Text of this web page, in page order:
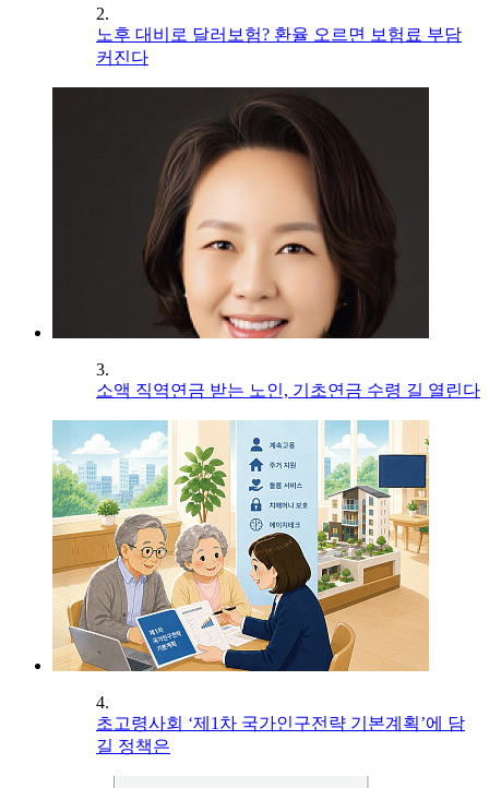
2.
노후 대비로 달러보험? 환율 오르면 보험료 부담
커진다
3.
소액 직역연금 받는 노인, 기초연금 수령 길 열린다
4.
초고령사회 ‘제1차 국가인구전략 기본계획’에 담
길 정책은